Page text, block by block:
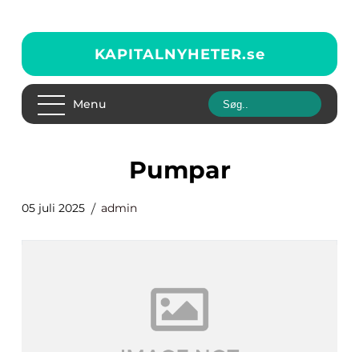
KAPITALNYHETER.se
Menu
pumpar
05 juli 2025 admin